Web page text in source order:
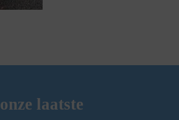
laatste